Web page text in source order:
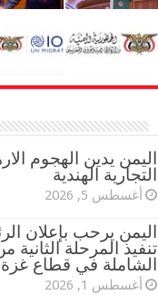
اليمن يدين الهجوم
التجارية الهندية
أغسطس 5, 2026
اليمن يرحب بإعلان
تنفيذ المرحلة
الشاملة في قطاع غزة
أغسطس 1, 2026